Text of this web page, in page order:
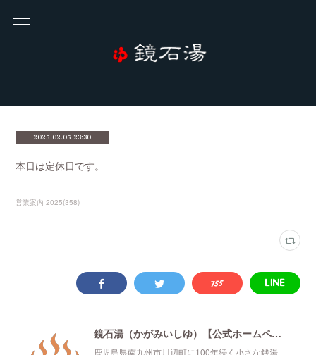
2025.02.05 23:30
本日は定休日です。
営業案内 2025(358)
鏡石湯（かがみいしゆ）【公式ホームページ】
鹿児島県南九州市川辺町に100年続く小さな銭湯